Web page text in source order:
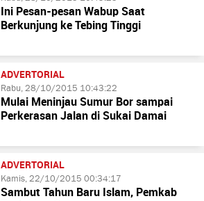
Ini Pesan-pesan Wabup Saat
Berkunjung ke Tebing Tinggi
ADVERTORIAL
Rabu, 28/10/2015 10:43:22
Mulai Meninjau Sumur Bor sampai
Perkerasan Jalan di Sukai Damai
ADVERTORIAL
Kamis, 22/10/2015 00:34:17
Sambut Tahun Baru Islam, Pemkab